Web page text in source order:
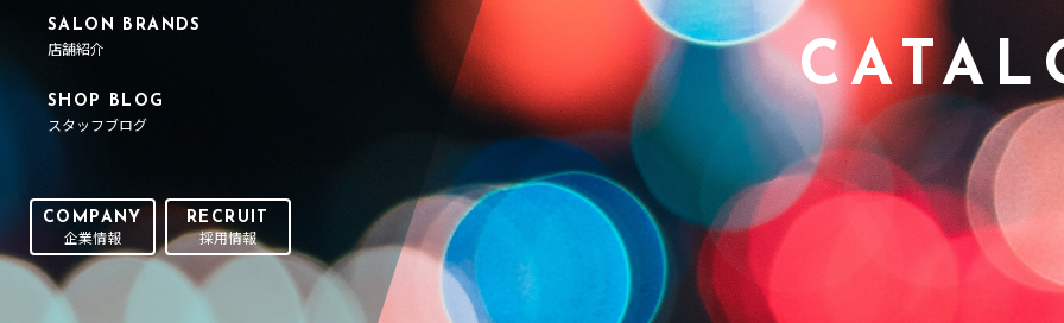
SALON BRANDS
店舗紹介
SHOP BLOG
スタッフブログ
COMPANY
企業情報
RECRUIT
採用情報